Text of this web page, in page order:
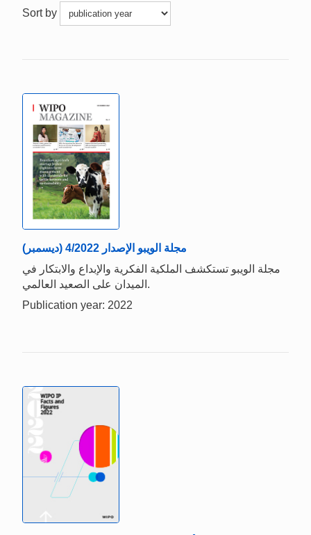
Sort by
مجلة الويبو الإصدار 4/2022 (ديسمبر)
مجلة الويبو تستكشف الملكية الفكرية والإبداع والابتكار في
الميدان على الصعيد العالمي.
Publication year: 2022